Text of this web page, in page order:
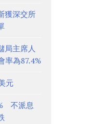
獲深交所
局主席人
為87.4%
元
不派息